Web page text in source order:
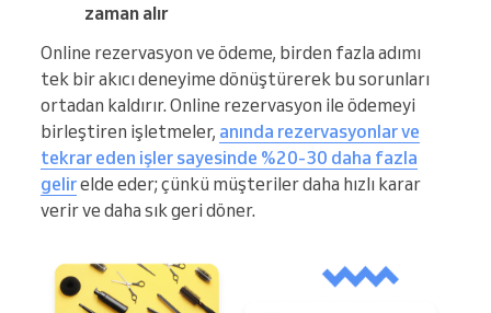
zaman alır
Online rezervasyon ve ödeme, birden fazla adımı
tek bir akıcı deneyime dönüştürerek bu sorunları
ortadan kaldırır. Online rezervasyon ile ödemeyi
birleştiren işletmeler, anında rezervasyonlar ve
tekrar eden işler sayesinde %20-30 daha fazla
gelirelde eder; çünkü müşteriler daha hızlı karar
verir ve daha sık geri döner.